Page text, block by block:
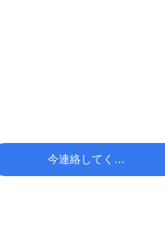
今連絡してください